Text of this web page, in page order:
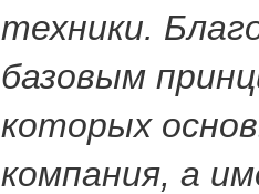
техники.
базовым
которых
компания, а